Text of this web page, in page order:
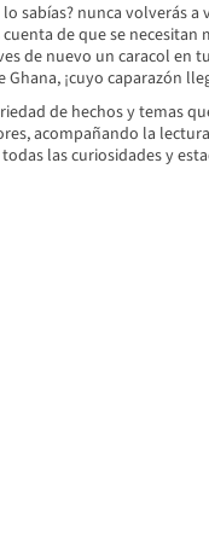
lo sabías? nunca volverás
de que se necesitan
de nuevo un caracol en
Ghana, ¡cuyo caparazón
de hechos y temas
acompañando la
las curiosidades y